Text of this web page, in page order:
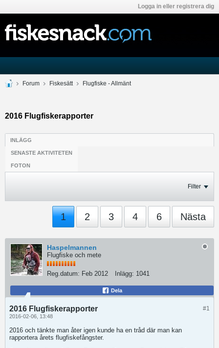
Logga in eller registrera dig
Forum Fiskesätt Flugfiske - Allmänt
2016 Flugfiskerapporter
INLÄGG
SENASTE AKTIVITETEN
FOTON
Filter
1 2 3 4 6 Nästa
Haspelmannen
Flugfiske och mete
Reg.datum: Feb 2012 Inlägg: 1041
Dela
#1
2016 Flugfiskerapporter
2016-02-06, 13:48
2016 och tänkte man åter igen kunde ha en tråd där man kan
rapportera årets flugfiskefångster.